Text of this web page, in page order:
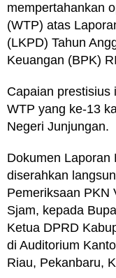
mempertahankan
(WTP) atas
(LKPD) Tahun
Keuangan (BPK)
Capaian prestisius
WTP yang ke-13
Negeri Junjungan.
Dokumen Laporan
diserahkan
Pemeriksaan PKN
Sjam, kepada
Ketua DPRD
di Auditorium
Riau, Pekanbaru,